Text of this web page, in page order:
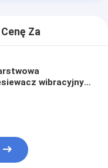
Za
wibracyjny